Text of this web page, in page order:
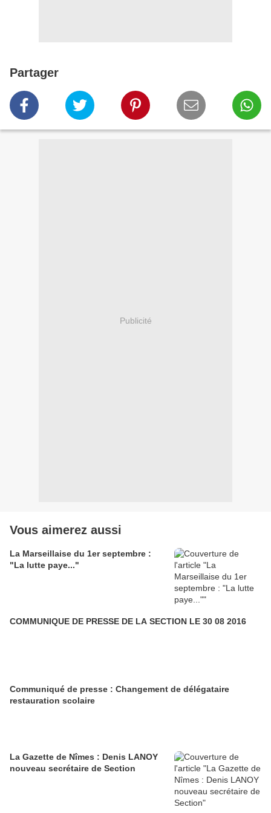
Partager
Publicité
Vous aimerez aussi
La Marseillaise du 1er septembre :
"La lutte paye..."
COMMUNIQUE DE PRESSE DE LA SECTION LE 30 08 2016
Communiqué de presse : Changement de délégataire
restauration scolaire
La Gazette de Nîmes : Denis LANOY
nouveau secrétaire de Section